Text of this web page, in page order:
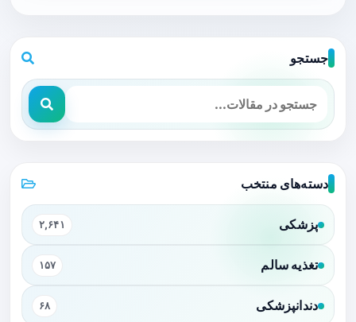
جستجو
دسته‌های منتخب
پزشکی ۲,۶۴۱
تغذیه سالم ۱۵۷
دندانپزشکی ۶۸